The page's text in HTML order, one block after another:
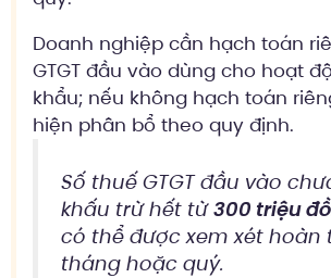
Doanh nghiệp cần hạch toán
GTGT đầu vào dùng cho hoạt
khẩu; nếu không hạch toán
hiện phân bổ theo quy định.
Số thuế GTGT đầu vào
khấu trừ hết từ300 triệu
có thể được xem xét hoàn
tháng hoặc quý.